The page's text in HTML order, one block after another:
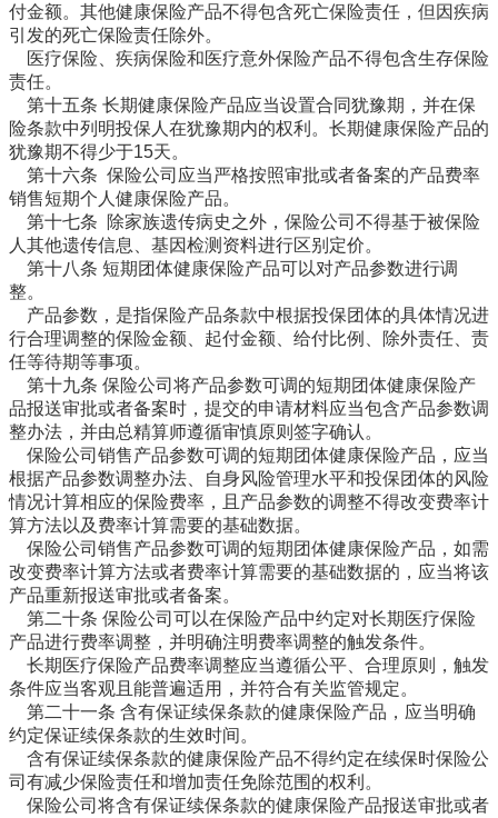
付金额。其他健康保险产品不得包含死亡保险责任，但因疾病
引发的死亡保险责任除外。
医疗保险、疾病保险和医疗意外保险产品不得包含生存保险
责任。
第十五条 长期健康保险产品应当设置合同犹豫期，并在保
险条款中列明投保人在犹豫期内的权利。长期健康保险产品的
犹豫期不得少于15天。
第十六条 保险公司应当严格按照审批或者备案的产品费率
销售短期个人健康保险产品。
第十七条 除家族遗传病史之外，保险公司不得基于被保险
人其他遗传信息、基因检测资料进行区别定价。
第十八条 短期团体健康保险产品可以对产品参数进行调
整。
产品参数，是指保险产品条款中根据投保团体的具体情况进
行合理调整的保险金额、起付金额、给付比例、除外责任、责
任等待期等事项。
第十九条 保险公司将产品参数可调的短期团体健康保险产
品报送审批或者备案时，提交的申请材料应当包含产品参数调
整办法，并由总精算师遵循审慎原则签字确认。
保险公司销售产品参数可调的短期团体健康保险产品，应当
根据产品参数调整办法、自身风险管理水平和投保团体的风险
情况计算相应的保险费率，且产品参数的调整不得改变费率计
算方法以及费率计算需要的基础数据。
保险公司销售产品参数可调的短期团体健康保险产品，如需
改变费率计算方法或者费率计算需要的基础数据的，应当将该
产品重新报送审批或者备案。
第二十条 保险公司可以在保险产品中约定对长期医疗保险
产品进行费率调整，并明确注明费率调整的触发条件。
长期医疗保险产品费率调整应当遵循公平、合理原则，触发
条件应当客观且能普遍适用，并符合有关监管规定。
第二十一条 含有保证续保条款的健康保险产品，应当明确
约定保证续保条款的生效时间。
含有保证续保条款的健康保险产品不得约定在续保时保险公
司有减少保险责任和增加责任免除范围的权利。
保险公司将含有保证续保条款的健康保险产品报送审批或者